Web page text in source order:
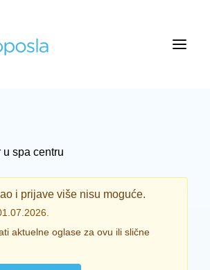
u spa centru
i prijave više nisu moguće.
aktuelne oglase za ovu ili slične